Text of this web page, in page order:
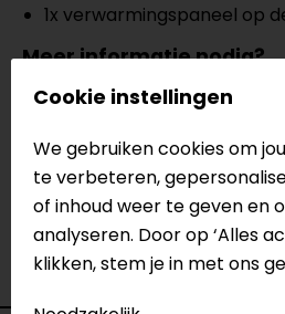
1x verwarmingspaneel op
Meer informatie nodig?
Heb je meer informatie nodig
met ons
vanonze winkelsin Breda,
Eindhoven, Vianen of
het product bekijken &
verkoopmedewerkers voor je
Bekijk onze andere
Cookie instellingen
We gebruiken cookies om
te verbeteren,
of inhoud weer te geven en
analyseren. Door op ‘Alles
klikken, stem je in met ons